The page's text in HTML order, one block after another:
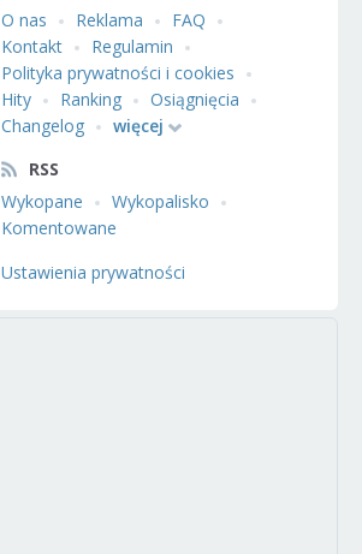
O nas
Reklama
FAQ
Kontakt
Regulamin
Polityka prywatności i cookies
Hity
Ranking
Osiągnięcia
Changelog
więcej
RSS
Wykopane
Wykopalisko
Komentowane
Ustawienia prywatności